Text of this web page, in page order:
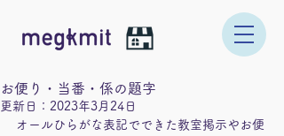
お便り・当番・係の題字
更新日： 2023年3月24日
オールひらがな表記でできた教室掲示やお便